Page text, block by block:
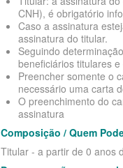
CNH), é obrigatório
Caso a assinatura
assinatura do titular.
Seguindo
beneficiários titulares
Preencher somente o
necessário uma carta
O preenchimento do
assinatura
Composição / Quem
Titular - a partir de 0 anos